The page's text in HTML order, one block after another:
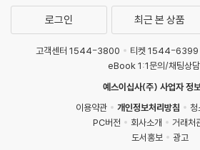
로그인 최근 본 상품
고객센터 1544-3800 티켓 1544-6399
eBook 1:1문의/채팅상담
예스이십사(주) 사업자 정
이용약관
개인정보처리방침
PC버전
회사소개
거래처
도서홍보
광고